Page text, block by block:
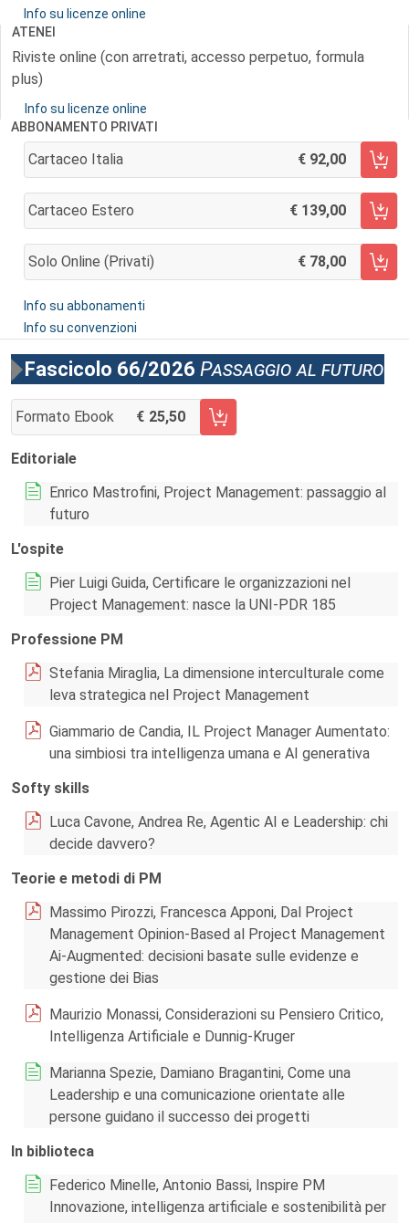
Info su licenze online
ATENEI
Riviste online (con arretrati, accesso perpetuo, formula
plus)
Info su licenze online
ABBONAMENTO PRIVATI
Cartaceo Italia 92,00
AGGIUNGI AL CARRELLO
Cartaceo Estero 139,00
AGGIUNGI AL CARRELLO
Solo Online (privati) 78,00
AGGIUNGI AL CARRELLO
Info su abbonamenti
Info su convenzioni
Fascicolo 66/2026 Passaggio al futuro
Formato Ebook 25,50
AGGIUNGI AL CARRELLO FASCICOLO 66/2026
Editoriale
Enrico Mastrofini, Project Management: passaggio al
futuro
L'ospite
Pier Luigi Guida, Certificare le organizzazioni nel
Project Management: nasce la UNI-PDR 185
Professione PM
Stefania Miraglia, La dimensione interculturale come
leva strategica nel Project Management
Giammario de Candia, IL Project Manager Aumentato:
una simbiosi tra intelligenza umana e AI generativa
Softy skills
Luca Cavone, Andrea Re, Agentic AI e Leadership: chi
decide davvero?
Teorie e metodi di PM
Massimo Pirozzi, Francesca Apponi, Dal Project
Management Opinion-Based al Project Management
Ai-Augmented: decisioni basate sulle evidenze e
gestione dei Bias
Maurizio Monassi, Considerazioni su Pensiero Critico,
Intelligenza Artificiale e Dunnig-Kruger
Marianna Spezie, Damiano Bragantini, Come una
Leadership e una comunicazione orientate alle
persone guidano il successo dei progetti
In biblioteca
Federico Minelle, Antonio Bassi, Inspire PM
Innovazione, intelligenza artificiale e sostenibilità per